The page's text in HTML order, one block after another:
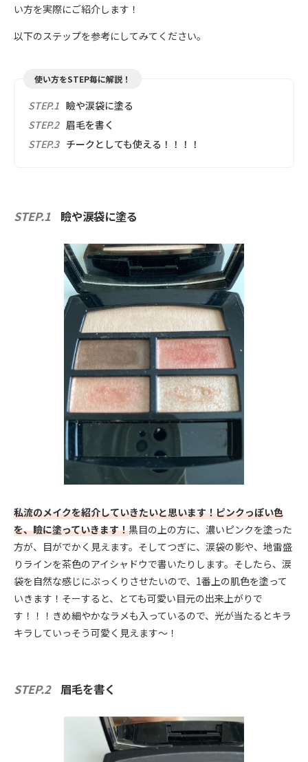
い方を実際にご紹介します！
以下のステップを参考にしてみてください。
使い方をSTEP毎に解説！
STEP.1 瞼や涙袋に塗る
STEP.2 眉毛を書く
STEP.3 チークとしても使える！！！！
STEP.1 瞼や涙袋に塗る
私流のメイクを紹介していきたいと思います！ピンクっぽい色
を、瞼に塗っていきます！黒目の上の方に、濃いピンクを塗った
方が、目がでかく見えます。そしてつぎに、涙袋の影や、地雷盛
りラインを茶色のアイシャドウで書いたりします。そしたら、涙
袋を自然な感じにぷっくりさせたいので、1番上の肌色を塗って
いきます！そーすると、とても可愛い目元の出来上がりで
す！！！きめ細やかなラメも入っているので、光が当たるとキラ
キラしていっそう可愛く見えます〜！
STEP.2 眉毛を書く